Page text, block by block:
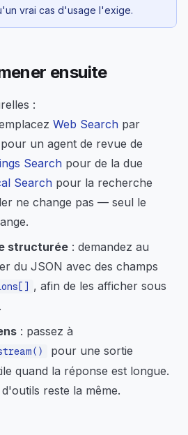
vrai cas d'usage l'exige.
ensuite
:
Web Search par
pour un agent de revue de
Search pour de la due
Search pour la recherche
ne change pas — seul le
structurée : demandez au
du JSON avec des champs
, afin de les afficher sous
: passez à
pour une sortie
quand la réponse est longue.
reste la même.